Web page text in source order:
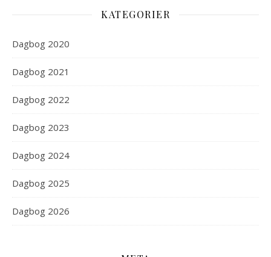
KATEGORIER
Dagbog 2020
Dagbog 2021
Dagbog 2022
Dagbog 2023
Dagbog 2024
Dagbog 2025
Dagbog 2026